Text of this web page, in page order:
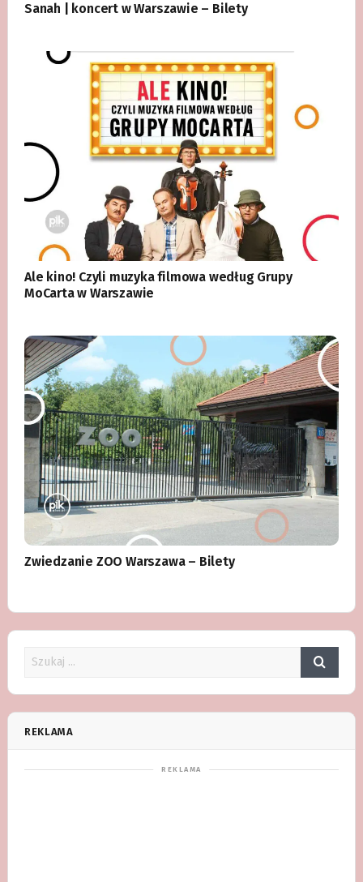
Sanah | koncert w Warszawie – Bilety
Ale kino! Czyli muzyka filmowa według Grupy
MoCarta w Warszawie
Zwiedzanie ZOO Warszawa – Bilety
REKLAMA